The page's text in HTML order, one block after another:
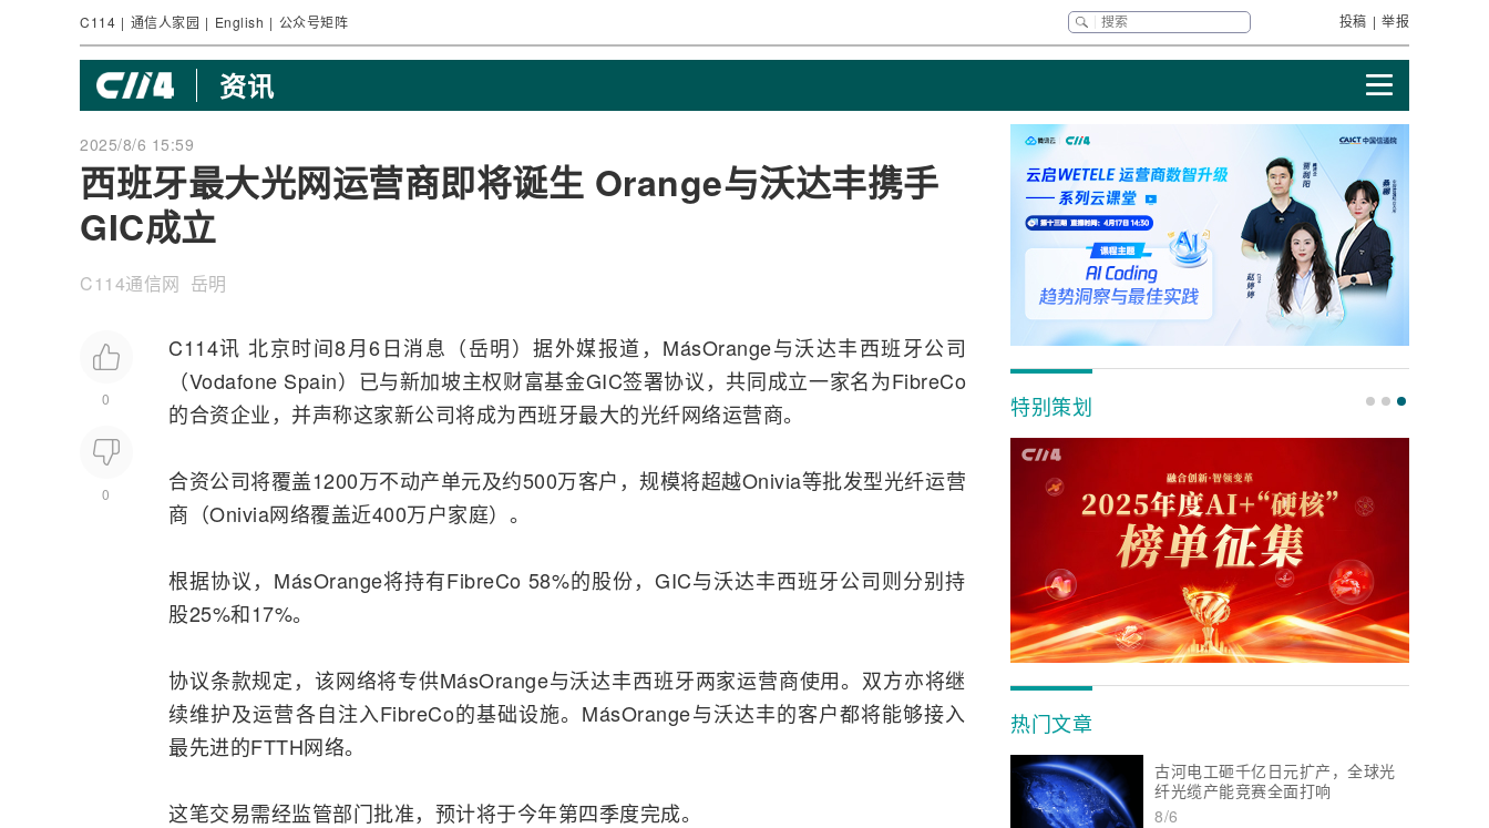
C114 | 通信人家园 | English | 公众号矩阵 投稿 | 举报
资讯
2025/8/6 15:59
西班牙最大光网运营商即将诞生 Orange与沃达丰携手
GIC成立
C114通信网 岳明
0
0
C114讯 北京时间8月6日消息（岳明）据外媒报道，MásOrange与沃达丰西班牙公司
（Vodafone Spain）已与新加坡主权财富基金GIC签署协议，共同成立一家名为FibreCo
的合资企业，并声称这家新公司将成为西班牙最大的光纤网络运营商。
合资公司将覆盖1200万不动产单元及约500万客户，规模将超越Onivia等批发型光纤运营
商（Onivia网络覆盖近400万户家庭）。
根据协议，MásOrange将持有FibreCo 58%的股份，GIC与沃达丰西班牙公司则分别持
股25%和17%。
协议条款规定，该网络将专供MásOrange与沃达丰西班牙两家运营商使用。双方亦将继
续维护及运营各自注入FibreCo的基础设施。MásOrange与沃达丰的客户都将能够接入
最先进的FTTH网络。
这笔交易需经监管部门批准，预计将于今年第四季度完成。
特别策划
热门文章
古河电工砸千亿日元扩产，全球光
纤光缆产能竞赛全面打响
8/6